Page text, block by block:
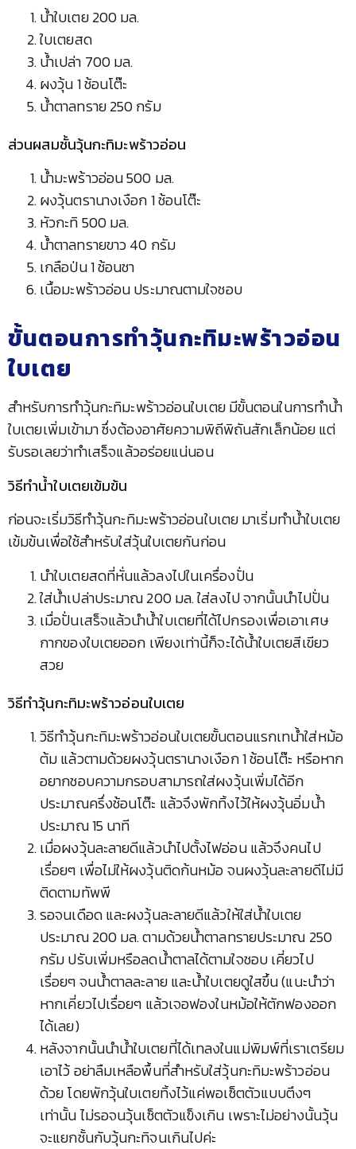
น้ำใบเตย 200 มล.
ใบเตยสด
น้ำเปล่า 700 มล.
ผงวุ้น 1 ช้อนโต๊ะ
น้ำตาลทราย 250 กรัม
ส่วนผสมชั้นวุ้นกะทิมะพร้าวอ่อน
น้ำมะพร้าวอ่อน 500 มล.
ผงวุ้นตรานางเงือก 1 ช้อนโต๊ะ
หัวกะทิ 500 มล.
น้ำตาลทรายขาว 40 กรัม
เกลือป่น 1 ช้อนชา
เนื้อมะพร้าวอ่อน ประมาณตามใจชอบ
ขั้นตอนการทำวุ้นกะทิมะพร้าวอ่อน
ใบเตย
สำหรับการทำวุ้นกะทิมะพร้าวอ่อนใบเตย มีขั้นตอนในการทำน้ำ
ใบเตยเพิ่มเข้ามา ซึ่งต้องอาศัยความพิถีพิถันสักเล็กน้อย แต่
รับรอเลยว่าทำเสร็จแล้วอร่อยแน่นอน
วิธีทำน้ำใบเตยเข้มข้น
ก่อนจะเริ่มวิธีทำวุ้นกะทิมะพร้าวอ่อนใบเตย มาเริ่มทำน้ำใบเตย
เข้มข้นเพื่อใช้สำหรับใส่วุ้นใบเตยกันก่อน
นำใบเตยสดที่หั่นแล้วลงไปในเครื่องปั่น
ใส่น้ำเปล่าประมาณ 200 มล. ใส่ลงไป จากนั้นนำไปปั่น
เมื่อปั่นเสร็จแล้วนำน้ำใบเตยที่ได้ไปกรองเพื่อเอาเศษ
กากของใบเตยออก เพียงเท่านี้ก็จะได้น้ำใบเตยสีเขียว
สวย
วิธีทำวุ้นกะทิมะพร้าวอ่อนใบเตย
วิธีทำวุ้นกะทิมะพร้าวอ่อนใบเตยขั้นตอนแรกเทน้ำใส่หม้อ
ต้ม แล้วตามด้วยผงวุ้นตรานางเงือก 1 ช้อนโต๊ะ หรือหาก
อยากชอบความกรอบสามารถใส่ผงวุ้นเพิ่มได้อีก
ประมาณครึ่งช้อนโต๊ะ แล้วจึงพักทิ้งไว้ให้ผงวุ้นอิ่มน้ำ
ประมาณ 15 นาที
เมื่อผงวุ้นละลายดีแล้วนำไปตั้งไฟอ่อน แล้วจึงคนไป
เรื่อยๆ เพื่อไม่ให้ผงวุ้นติดก้นหม้อ จนผงวุ้นละลายดีไม่มี
ติดตามทัพพี
รอจนเดือด และผงวุ้นละลายดีแล้วให้ใส่น้ำใบเตย
ประมาณ 200 มล. ตามด้วยน้ำตาลทรายประมาณ 250
กรัม ปรับเพิ่มหรือลดน้ำตาลได้ตามใจชอบ เคี่ยวไป
เรื่อยๆ จนน้ำตาลละลาย และน้ำใบเตยดูใสขึ้น (แนะนำว่า
หากเคี่ยวไปเรื่อยๆ แล้วเจอฟองในหม้อให้ตักฟองออก
ได้เลย)
หลังจากนั้นนำน้ำใบเตยที่ได้เทลงในแม่พิมพ์ที่เราเตรียม
เอาไว้ อย่าลืมเหลือพื้นที่สำหรับใส่วุ้นกะทิมะพร้าวอ่อน
ด้วย โดยพักวุ้นใบเตยทิ้งไว้แค่พอเซ็ตตัวแบบตึงๆ
เท่านั้น ไม่รอจนวุ้นเซ็ตตัวแข็งเกิน เพราะไม่อย่างนั้นวุ้น
จะแยกชั้นกับวุ้นกะทิจนเกินไปค่ะ